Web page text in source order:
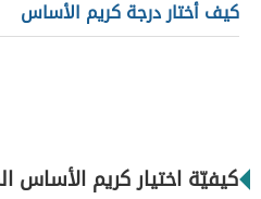
كيف أختار درجة كريم الأساس
كيفيّة اختيار كريم الأساس